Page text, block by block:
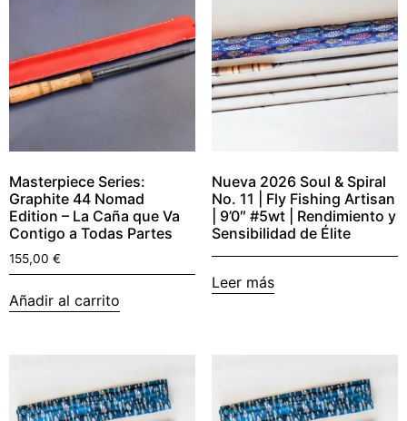
Masterpiece Series:
Graphite 44 Nomad
Edition – La Caña que Va
Contigo a Todas Partes
155,00 €
Añadir al carrito
Nueva 2026 Soul & Spiral
No. 11 | Fly Fishing Artisan
| 9’0″ #5wt | Rendimiento y
Sensibilidad de Élite
Leer más